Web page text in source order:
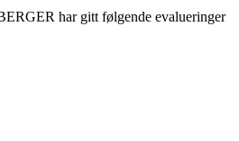
har gitt følgende evalueringer